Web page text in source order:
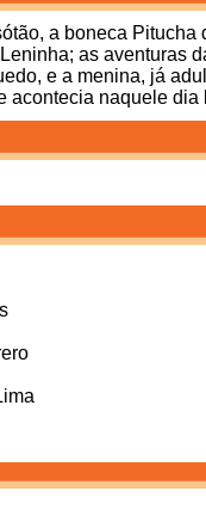
a boneca
as aventuras
e a menina, já
acontecia naquele dia